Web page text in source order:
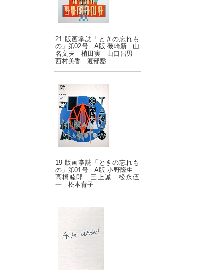
21 版画掌誌「ときの忘れも
の」第02号 A版 磯崎新 山
名文夫 植田実 山口昌男
西村美香 渡部豁
19 版画掌誌「ときの忘れも
の」第01号 A版 小野隆生
高橋睦郎 三上誠 松永伍
一 松本育子